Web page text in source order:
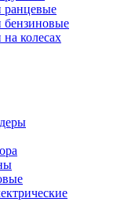
ранцевые
бензиновые
колесах